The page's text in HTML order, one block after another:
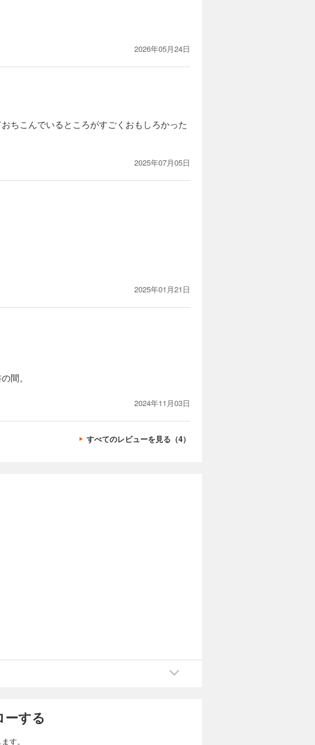
2026年05月24日
ちこんでいるところがすごくおもしろかった
2025年07月05日
2025年01月21日
間。
2024年11月03日
すべてのレビューを見る（4）
する
す。